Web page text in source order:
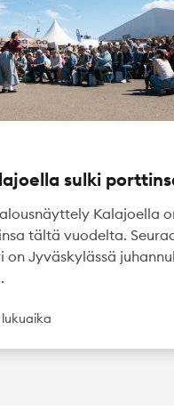
sulki
Kalajoella
tältä vuodelta.
on Jyväskylässä
lukuaika